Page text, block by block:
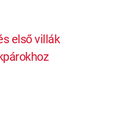
első villák
6
7
6
7
6